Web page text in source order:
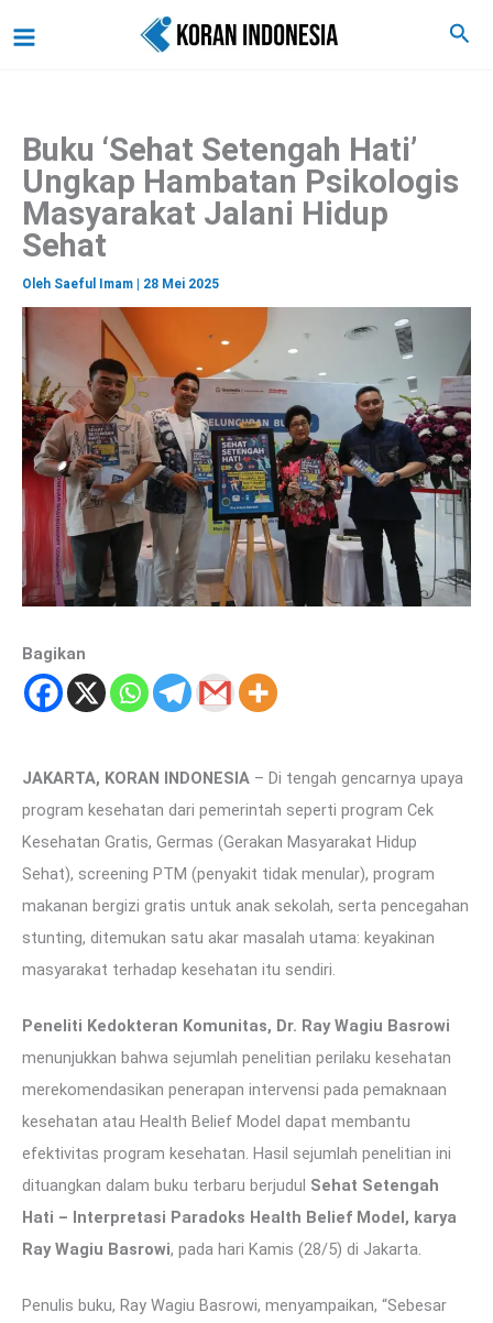
ke
Cari
Buku ‘Sehat Setengah Hati’
Ungkap Hambatan Psikologis
Masyarakat Jalani Hidup
Sehat
Oleh Saeful Imam 28 Mei 2025
Bagikan
JAKARTA, KORAN INDONESIA – Di tengah gencarnya upaya
program kesehatan dari pemerintah seperti program Cek
Kesehatan Gratis, Germas (Gerakan Masyarakat Hidup
Sehat), screening PTM (penyakit tidak menular), program
makanan bergizi gratis untuk anak sekolah, serta pencegahan
stunting, ditemukan satu akar masalah utama: keyakinan
masyarakat terhadap kesehatan itu sendiri.
Peneliti Kedokteran Komunitas, Dr. Ray Wagiu Basrowi
menunjukkan bahwa sejumlah penelitian perilaku kesehatan
merekomendasikan penerapan intervensi pada pemaknaan
kesehatan atau Health Belief Model dapat membantu
efektivitas program kesehatan. Hasil sejumlah penelitian ini
dituangkan dalam buku terbaru berjudul Sehat Setengah
Hati – Interpretasi Paradoks Health Belief Model, karya
Ray Wagiu Basrowi, pada hari Kamis (28/5) di Jakarta.
Penulis buku, Ray Wagiu Basrowi, menyampaikan, “Sebesar
a